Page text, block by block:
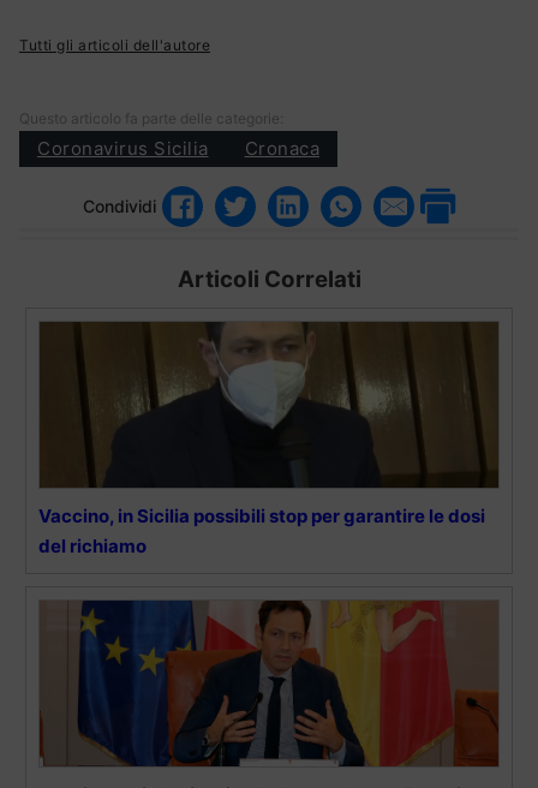
Tutti gli articoli dell'autore
Questo articolo fa parte delle categorie:
Coronavirus Sicilia Cronaca
Condividi
Articoli Correlati
Vaccino, in Sicilia possibili stop per garantire le dosi
del richiamo